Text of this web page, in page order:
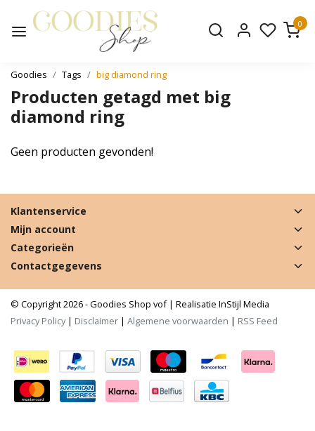
0
Goodies Tags big diamond ring
Producten getagd met big
diamond ring
Geen producten gevonden!
Klantenservice
Mijn account
Categorieën
Contactgegevens
© Copyright 2026 - Goodies Shop vof | Realisatie InStijl Media
Privacy Policy| Disclaimer | Algemene voorwaarden | RSS Feed